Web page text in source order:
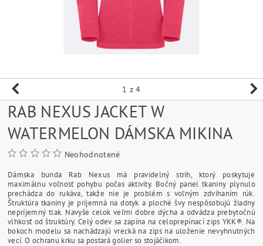
1 z 4
RAB NEXUS JACKET W
WATERMELON DÁMSKA MIKINA
Neohodnotené
Dámska bunda Rab Nexus má pravidelný strih, ktorý poskytuje
maximálnu voľnosť pohybu počas aktivity. Bočný panel tkaniny plynulo
prechádza do rukáva, takže nie je problém s voľným zdvíhaním rúk.
Štruktúra tkaniny je príjemná na dotyk a ploché švy nespôsobujú žiadny
nepríjemný tlak. Navyše celok veľmi dobre dýcha a odvádza prebytočnú
vlhkosť od štruktúry. Celý odev sa zapína na celoprepínací zips YKK®. Na
bokoch modelu sa nachádzajú vrecká na zips na uloženie nevyhnutných
vecí. O ochranu krku sa postará golier so stojáčikom.